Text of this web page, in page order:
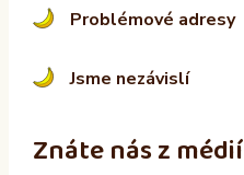
Problémové adresy
Jsme nezávislí
Znáte nás z médií